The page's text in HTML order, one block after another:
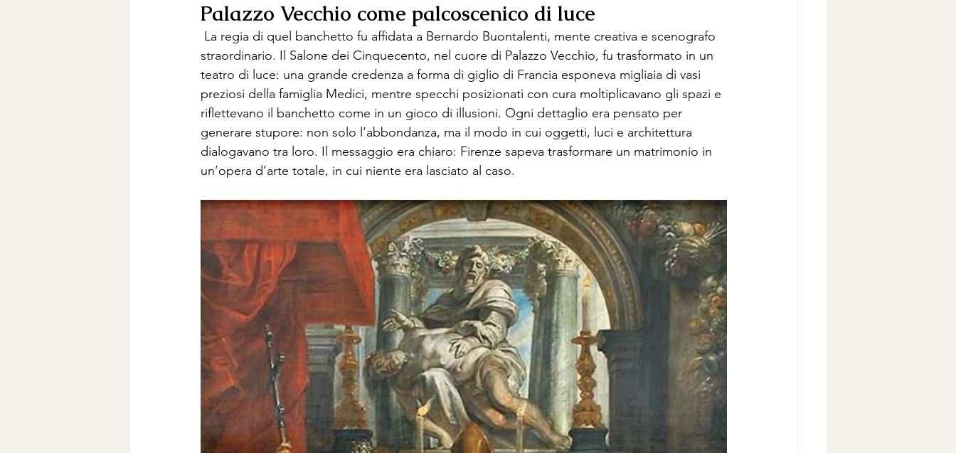
Palazzo Vecchio come palcoscenico di luce
La regia di quel banchetto fu affidata a Bernardo Buontalenti, mente creativa e scenografo
straordinario. Il Salone dei Cinquecento, nel cuore di Palazzo Vecchio, fu trasformato in un
teatro di luce: una grande credenza a forma di giglio di Francia esponeva migliaia di vasi
preziosi della famiglia Medici, mentre specchi posizionati con cura moltiplicavano gli spazi e
riflettevano il banchetto come in un gioco di illusioni. Ogni dettaglio era pensato per
generare stupore: non solo l’abbondanza, ma il modo in cui oggetti, luci e architettura
dialogavano tra loro. Il messaggio era chiaro: Firenze sapeva trasformare un matrimonio in
un’opera d’arte totale, in cui niente era lasciato al caso.